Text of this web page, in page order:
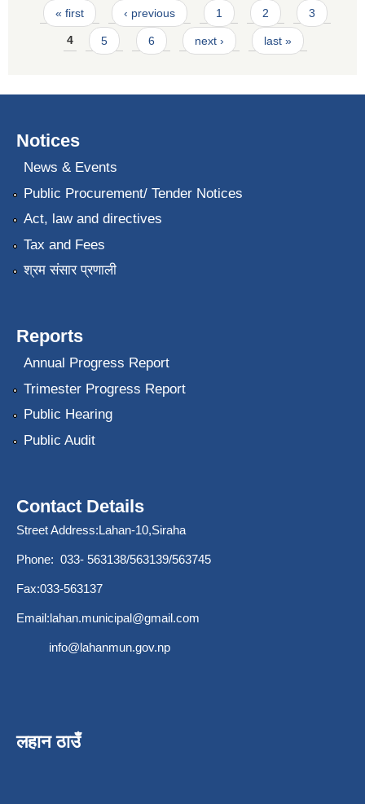
Pages
« first ‹ previous 1 2 3
4 5 6 next › last »
Notices
News & Events
Public Procurement/ Tender Notices
Act, law and directives
Tax and Fees
श्रम संसार प्रणाली
Reports
Annual Progress Report
Trimester Progress Report
Public Hearing
Public Audit
Contact Details
Street Address:Lahan-10,Siraha
Phone: 033- 563138/563139/563745
Fax:033-563137
Email:lahan.municipal@gmail.com
info@lahanmun.gov.np
लहान ठाउँ